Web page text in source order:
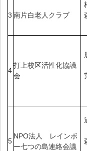
3 南片白老人クラブ
4
打上校区活性化協議
会
5
NPO法人 レインボ
ー七つの島連絡会議